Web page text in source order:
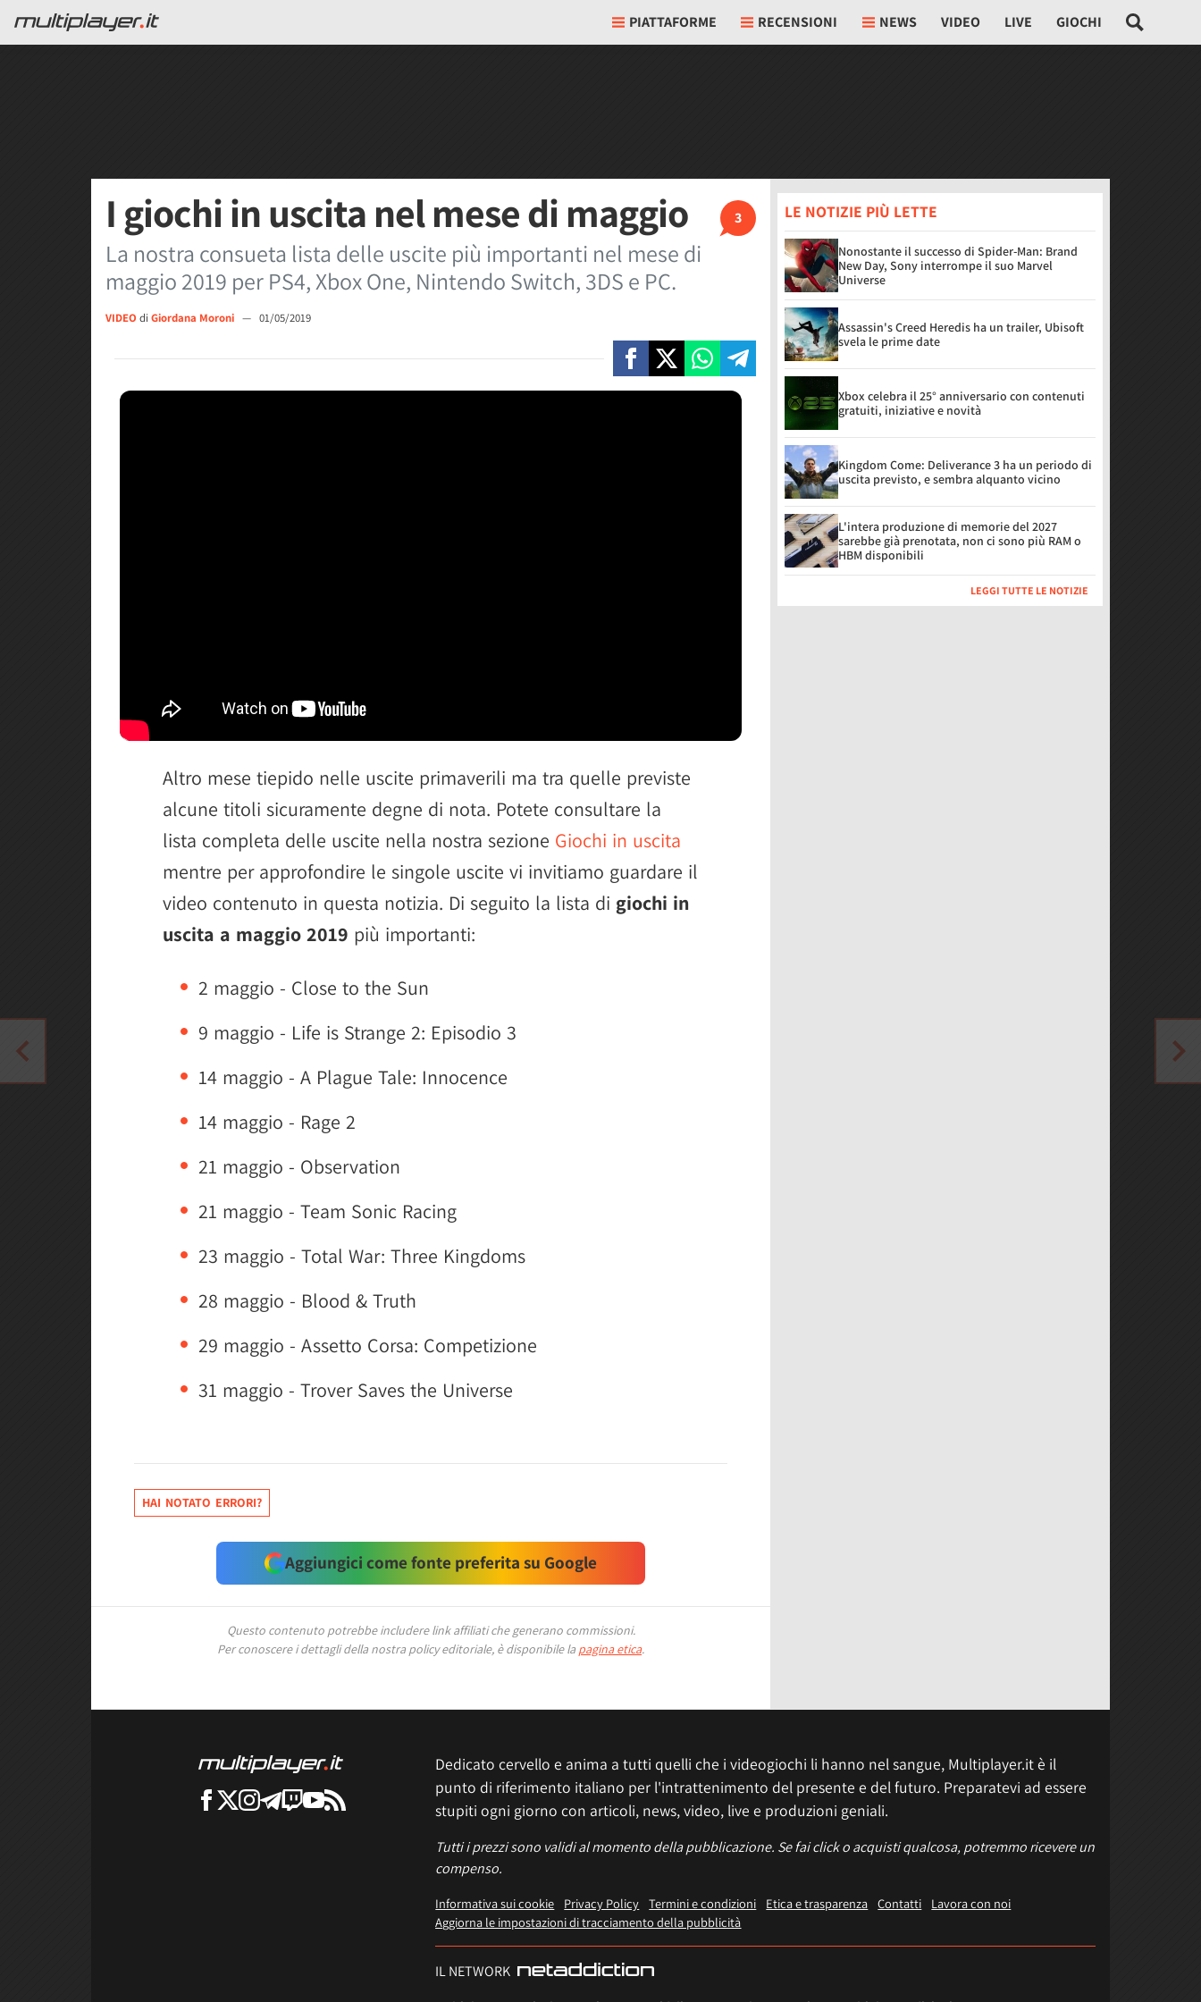
PIATTAFORME RECENSIONI NEWS VIDEO LIVE GIOCHI
3
I giochi in uscita nel mese di maggio
La nostra consueta lista delle uscite più importanti nel mese di
maggio 2019 per PS4, Xbox One, Nintendo Switch, 3DS e PC.
VIDEO di Giordana Moroni — 01/05/2019
Altro mese tiepido nelle uscite primaverili ma tra quelle previste
alcune titoli sicuramente degne di nota. Potete consultare la
lista completa delle uscite nella nostra sezione Giochi in uscita
mentre per approfondire le singole uscite vi invitiamo guardare il
video contenuto in questa notizia. Di seguito la lista di giochi in
uscita a maggio 2019 più importanti:
2 maggio - Close to the Sun
9 maggio - Life is Strange 2: Episodio 3
14 maggio - A Plague Tale: Innocence
14 maggio - Rage 2
21 maggio - Observation
21 maggio - Team Sonic Racing
23 maggio - Total War: Three Kingdoms
28 maggio - Blood & Truth
29 maggio - Assetto Corsa: Competizione
31 maggio - Trover Saves the Universe
HAI NOTATO ERRORI?
Aggiungici come fonte preferita su Google
Questo contenuto potrebbe includere link affiliati che generano commissioni.
Per conoscere i dettagli della nostra policy editoriale, è disponibile la pagina etica.
LE NOTIZIE PIÙ LETTE
Nonostante il successo di Spider-Man: Brand
New Day, Sony interrompe il suo Marvel
Universe
Assassin's Creed Heredis ha un trailer, Ubisoft
svela le prime date
Xbox celebra il 25° anniversario con contenuti
gratuiti, iniziative e novità
Kingdom Come: Deliverance 3 ha un periodo di
uscita previsto, e sembra alquanto vicino
L'intera produzione di memorie del 2027
sarebbe già prenotata, non ci sono più RAM o
HBM disponibili
LEGGI TUTTE LE NOTIZIE
Dedicato cervello e anima a tutti quelli che i videogiochi li hanno nel sangue, Multiplayer.it è il
punto di riferimento italiano per l'intrattenimento del presente e del futuro. Preparatevi ad essere
stupiti ogni giorno con articoli, news, video, live e produzioni geniali.
Tutti i prezzi sono validi al momento della pubblicazione. Se fai click o acquisti qualcosa, potremmo ricevere un
compenso.
Informativa sui cookie Privacy Policy Termini e condizioni Etica e trasparenza Contatti
Lavora con noi
Aggiorna le impostazioni di tracciamento della pubblicità
IL NETWORK